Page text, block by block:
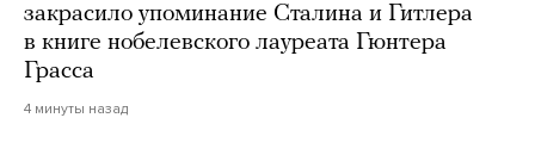
закрасило упоминание Сталина и Гитлера
в книге нобелевского лауреата Гюнтера
Грасса
4 минуты назад